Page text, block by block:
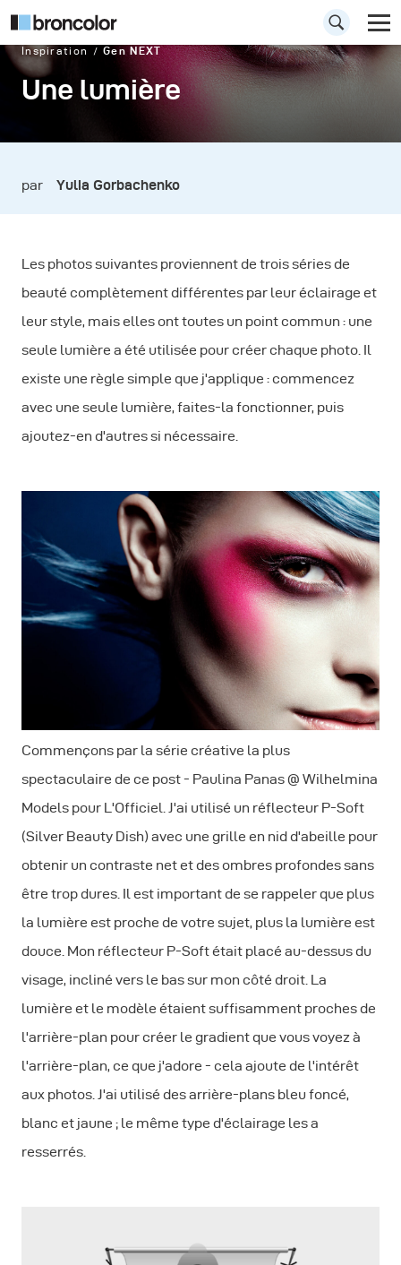
Inspiration Gen NEXT
Une lumière
par Yulia Gorbachenko
Les photos suivantes proviennent de trois séries de
beauté complètement différentes par leur éclairage et
leur style, mais elles ont toutes un point commun : une
seule lumière a été utilisée pour créer chaque photo. Il
existe une règle simple que j'applique : commencez
avec une seule lumière, faites-la fonctionner, puis
ajoutez-en d'autres si nécessaire.
Commençons par la série créative la plus
spectaculaire de ce post - Paulina Panas @ Wilhelmina
Models pour L'Officiel. J'ai utilisé un réflecteur P-Soft
(Silver Beauty Dish) avec une grille en nid d'abeille pour
obtenir un contraste net et des ombres profondes sans
être trop dures. Il est important de se rappeler que plus
la lumière est proche de votre sujet, plus la lumière est
douce. Mon réflecteur P-Soft était placé au-dessus du
visage, incliné vers le bas sur mon côté droit. La
lumière et le modèle étaient suffisamment proches de
l'arrière-plan pour créer le gradient que vous voyez à
l'arrière-plan, ce que j'adore - cela ajoute de l'intérêt
aux photos. J'ai utilisé des arrière-plans bleu foncé,
blanc et jaune ; le même type d'éclairage les a
resserrés.